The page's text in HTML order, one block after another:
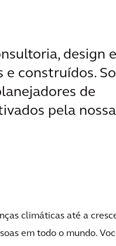
design e
construídos.
de
pela nossa
climáticas até a
em todo o mundo.